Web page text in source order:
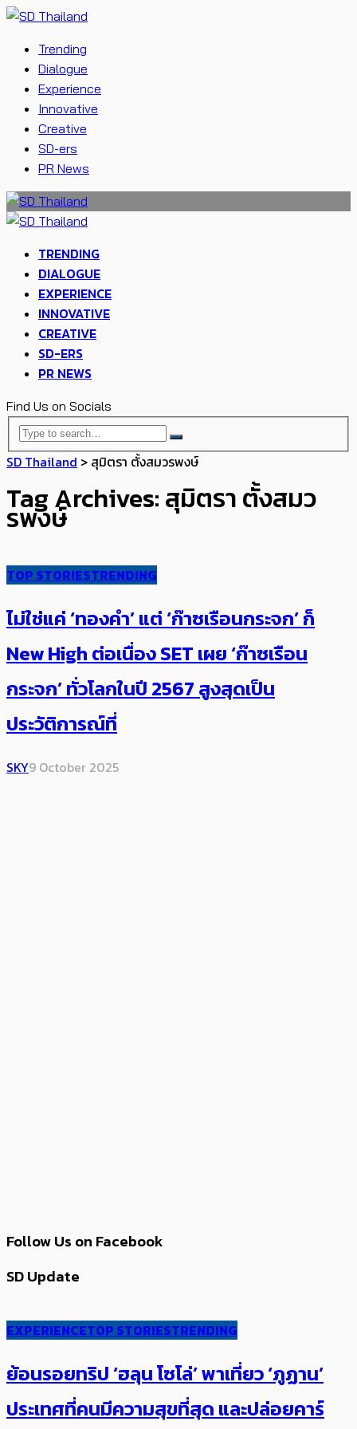
Trending
Dialogue
Experience
Innovative
Creative
SD-ers
PR News
TRENDING
DIALOGUE
EXPERIENCE
INNOVATIVE
CREATIVE
SD-ERS
PR NEWS
Find Us on Socials
SD Thailand > สุมิตรา ตั้งสมวรพงษ์
Tag Archives: สุมิตรา ตั้งสมว
รพงษ์
TOP STORIESTRENDING
ไม่ใช่แค่ ‘ทองคำ’ แต่ ‘ก๊าซเรือนกระจก’ ก็
New High ​​ต่อเนื่อง SET เผย ‘ก๊าซเรือน
กระจก’ ทั่วโลกในปี 2567 สูงสุดเป็น
ประวัติการณ์ที่
SKY9 October 2025
Follow Us on Facebook
SD Update
EXPERIENCETOP STORIESTRENDING
ย้อนรอยทริป ‘ฮลุน โซโล่’ ​​พาเที่ยว ‘ภูฏาน’
ประเทศ​ที่คน​มีความสุข​ที่สุด​​ และปล่อยคาร์​